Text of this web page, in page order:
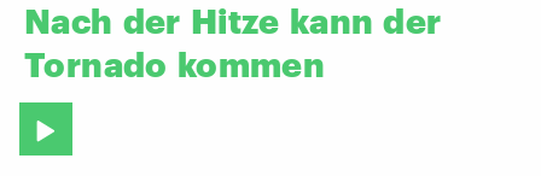
Nach der Hitze kann der
Tornado kommen